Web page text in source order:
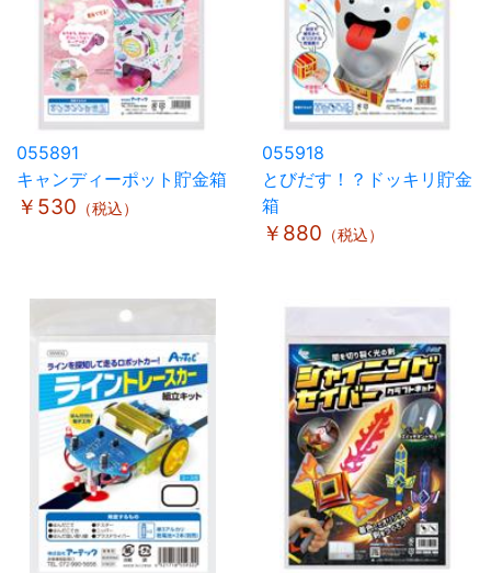
055891
キャンディーポット貯金箱
￥530 （税込）
055918
とびだす！？ドッキリ貯金
箱
￥880 （税込）